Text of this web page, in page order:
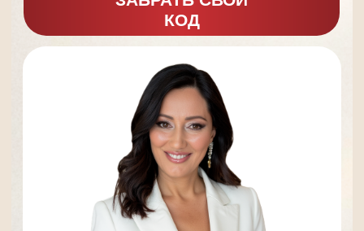
КОМУ ПОЛЕЗНО
ЗАНЯТЬ МЕСТО
НА КУРСЕ?